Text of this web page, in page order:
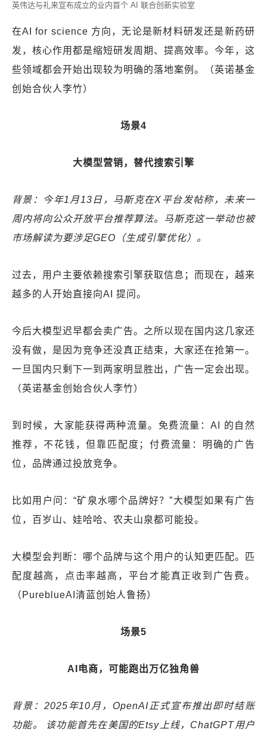
英伟达与礼来宣布成立的业内首个 AI 联合创新实验室
在AI for science 方向，无论是新材料研发还是新药研
发，核心作用都是缩短研发周期、提高效率。今年，这
些领域都会开始出现较为明确的落地案例。（英诺基金
创始合伙人李竹）
场景4
大模型营销，替代搜索引擎
背景：今年1月13日，马斯克在X平台发帖称，未来一
周内将向公众开放平台推荐算法。马斯克这一举动也被
市场解读为要涉足GEO（生成引擎优化）。
过去，用户主要依赖搜索引擎获取信息；而现在，越来
越多的人开始直接向AI 提问。
今后大模型迟早都会卖广告。之所以现在国内这几家还
没有做，是因为竞争还没真正结束，大家还在抢第一。
一旦国内只剩下一到两家明显胜出，广告一定会出现。
（英诺基金创始合伙人李竹）
到时候，大家能获得两种流量。免费流量：AI 的自然
推荐，不花钱，但靠匹配度；付费流量：明确的广告
位，品牌通过投放竞争。
比如用户问：“矿泉水哪个品牌好？”大模型如果有广告
位，百岁山、娃哈哈、农夫山泉都可能投。
大模型会判断：哪个品牌与这个用户的认知更匹配。匹
配度越高，点击率越高，平台才能真正收到广告费。
（PureblueAI清蓝创始人鲁扬）
场景5
AI电商，可能跑出万亿独角兽
背景：2025年10月，OpenAI正式宣布推出即时结账
功能。 该功能首先在美国的Etsy上线，ChatGPT用户